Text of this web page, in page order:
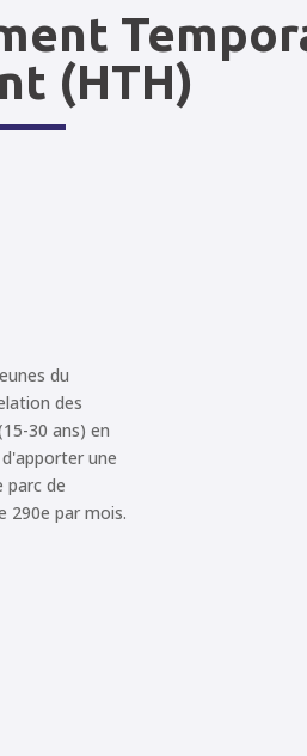
(HTH)
du
des
30 ans) en
une
parc de
290e par mois.